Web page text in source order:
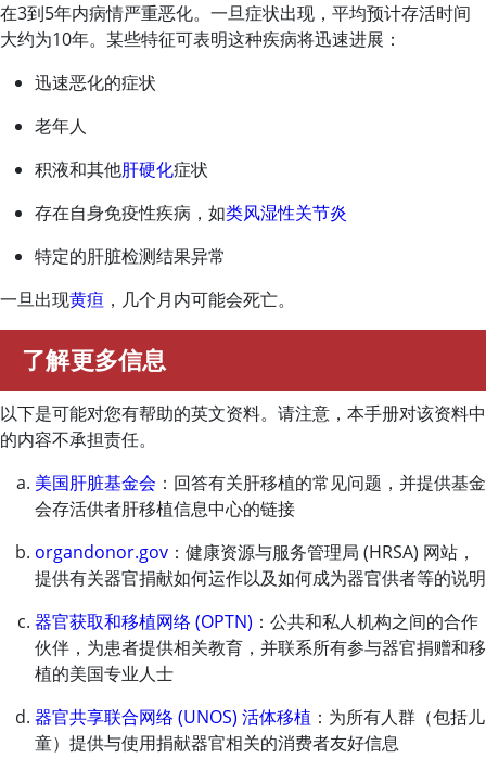
在3到5年内病情严重恶化。一旦症状出现，平均预计存活时间
大约为10年。某些特征可表明这种疾病将迅速进展：
迅速恶化的症状
老年人
积液和其他肝硬化症状
存在自身免疫性疾病，如类风湿性关节炎
特定的肝脏检测结果异常
一旦出现黄疸 ，几个月内可能会死亡。
了解更多信息
以下是可能对您有帮助的英文资料。请注意，本手册对该资料中
的内容不承担责任。
美国肝脏基金会 ：回答有关肝移植的常见问题，并提供基金
会存活供者肝移植信息中心的链接
organdonor.gov ：健康资源与服务管理局 (HRSA) 网站，
提供有关器官捐献如何运作以及如何成为器官供者等的说明
器官获取和移植网络 (OPTN) ：公共和私人机构之间的合作
伙伴，为患者提供相关教育，并联系所有参与器官捐赠和移
植的美国专业人士
器官共享联合网络 (UNOS) 活体移植 ：为所有人群（包括儿
童）提供与使用捐献器官相关的消费者友好信息